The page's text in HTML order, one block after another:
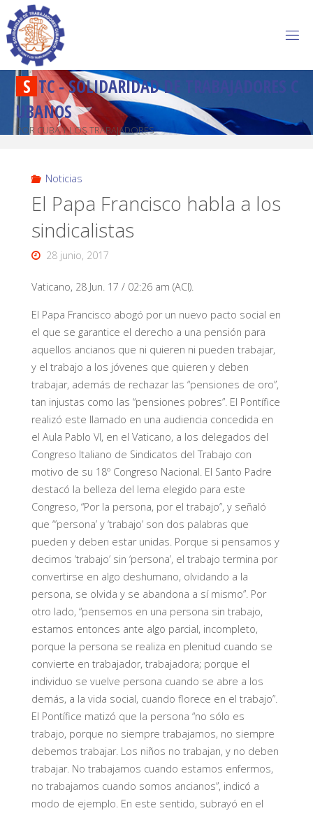
S TC-SOLIDARIDADD R A BAJADORES C
U BANOS
POR CUBA Y LOS TRABAJADORES
Noticias
El Papa Francisco habla a los
sindicalistas
28 junio, 2017
Vaticano, 28 Jun. 17 / 02:26 am (ACI).
El Papa Francisco abogó por un nuevo pacto social en
el que se garantice el derecho a una pensión para
aquellos ancianos que ni quieren ni pueden trabajar,
y el trabajo a los jóvenes que quieren y deben
trabajar, además de rechazar las “pensiones de oro”,
tan injustas como las “pensiones pobres”. El Pontífice
realizó este llamado en una audiencia concedida en
el Aula Pablo VI, en el Vaticano, a los delegados del
Congreso Italiano de Sindicatos del Trabajo con
motivo de su 18º Congreso Nacional. El Santo Padre
destacó la belleza del lema elegido para este
Congreso, “Por la persona, por el trabajo”, y señaló
que “’persona’ y ‘trabajo’ son dos palabras que
pueden y deben estar unidas. Porque si pensamos y
decimos ‘trabajo’ sin ‘persona’, el trabajo termina por
convertirse en algo deshumano, olvidando a la
persona, se olvida y se abandona a sí mismo”. Por
otro lado, “pensemos en una persona sin trabajo,
estamos entonces ante algo parcial, incompleto,
porque la persona se realiza en plenitud cuando se
convierte en trabajador, trabajadora; porque el
individuo se vuelve persona cuando se abre a los
demás, a la vida social, cuando florece en el trabajo”.
El Pontífice matizó que la persona “no sólo es
trabajo, porque no siempre trabajamos, no siempre
debemos trabajar. Los niños no trabajan, y no deben
trabajar. No trabajamos cuando estamos enfermos,
no trabajamos cuando somos ancianos”, indicó a
modo de ejemplo. En este sentido, subrayó en el